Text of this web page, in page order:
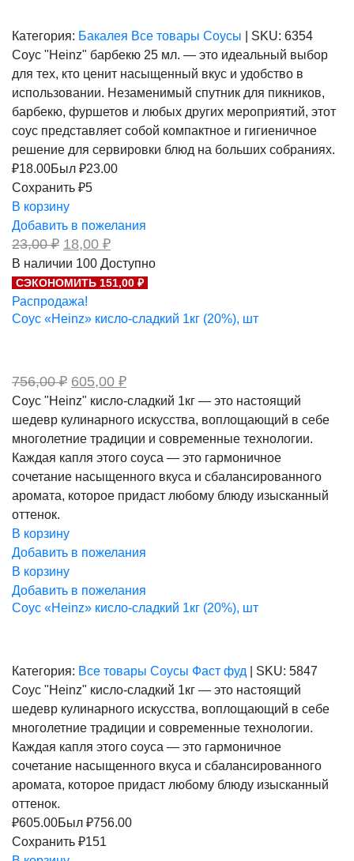
Категория: Бакалея Все товары Соусы SKU: 6354
Соус "Heinz" барбекю 25 мл. — это идеальный выбор
для тех, кто ценит насыщенный вкус и удобство в
использовании. Незаменимый спутник для пикников,
барбекю, фуршетов и любых других мероприятий, этот
соус представляет собой компактное и гигиеничное
решение для сервировки блюд на больших собраниях.
₽18.00Был ₽23.00
Сохранить ₽5
В корзину
Добавить в пожелания
23,00₽ Первоначальная
цена
составляла
23,00 ₽.
18,00 ₽Текущая
18,00 ₽.
В наличии 100 Доступно
СЭКОНОМИТЬ 151,00 ₽
Распродажа!
Соус «Heinz» кисло-сладкий 1кг (20%), шт
756,00₽ Первоначальная
цена
составляла
756,00 ₽.
605,00 ₽Текущая
605,00 ₽.
Соус "Heinz" кисло-сладкий 1кг — это настоящий
шедевр кулинарного искусства, воплощающий в себе
многолетние традиции и современные технологии.
Каждая капля этого соуса — это гармоничное
сочетание насыщенного вкуса и сбалансированного
аромата, которое придаст любому блюду изысканный
оттенок.
В корзину
Добавить в пожелания
В корзину
Добавить в пожелания
Соус «Heinz» кисло-сладкий 1кг (20%), шт
Категория: Все товары Соусы Фаст фуд SKU: 5847
Соус "Heinz" кисло-сладкий 1кг — это настоящий
шедевр кулинарного искусства, воплощающий в себе
многолетние традиции и современные технологии.
Каждая капля этого соуса — это гармоничное
сочетание насыщенного вкуса и сбалансированного
аромата, которое придаст любому блюду изысканный
оттенок.
₽605.00Был ₽756.00
Сохранить ₽151